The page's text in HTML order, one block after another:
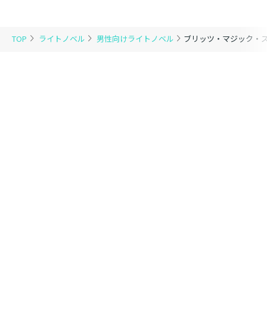
TOP ライトノベル 男性向けライトノベル ブリッツ・マジック・